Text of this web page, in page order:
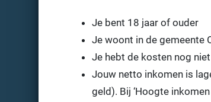
Je bent 18 jaar of ouder
Je woont in de gemeente
Je hebt de kosten nog
Jouw netto inkomen is
geld). Bij ‘Hoogte